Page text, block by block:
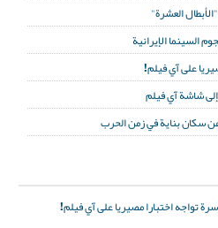
العشرة"
السينما الإيرانية
على آي فيلم!
إلى شاشة آي فيلم
سكان بناية في زمن الحرب
تواجه اختبارا مصيريا على آي فيلم!